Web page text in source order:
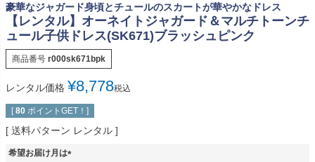
豪華なジャガード身頃とチュールのスカートが華やかなドレス
【レンタル】オーネイトジャガード＆マルチトーンチ
ュール子供ドレス(SK671)ブラッシュピンク
商品番号 r000sk671bpk
レンタル価格 ¥8,778税込
[ 80 ポイントGET！]
送料パターン レンタル
希望お届け月は